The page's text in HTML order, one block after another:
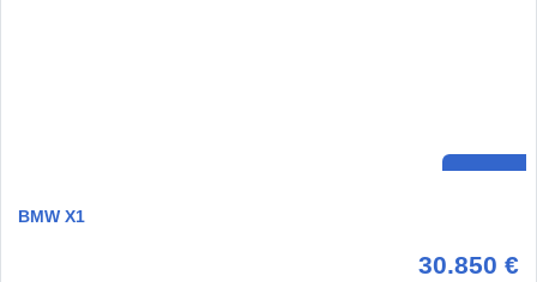
BMW X1
30.850 €